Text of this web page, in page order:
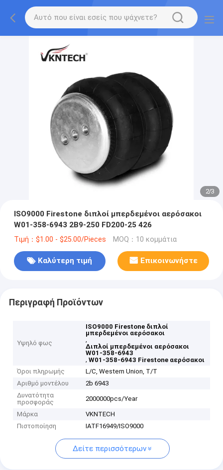
2/3
ISO9000 Firestone διπλοί μπερδεμένοι αερόσακοι
W01-358-6943 2B9-250 FD200-25 426
Τιμή：$1.00 - $25.00/Pieces MOQ：10 κομμάτια
Καλύτερη τιμή Επικοινωνήστε
Περιγραφή Προϊόντων
Υψηλό φως
ISO9000 Firestone διπλοί
μπερδεμένοι αερόσακοι
,
Διπλοί μπερδεμένοι αερόσακοι
W01-358-6943
,W01-358-6943 Firestone αερόσακοι
Όροι πληρωμής
L/C, Western Union, T/T
Αριθμό μοντέλου
2b 6943
Δυνατότητα
προσφοράς
2000000pcs/Year
Μάρκα
VKNTECH
Πιστοποίηση
IATF16949/ISO9000
Δείτε περισσότερων